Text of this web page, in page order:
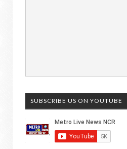
SUBSCRIBE US ON YOUTUBE